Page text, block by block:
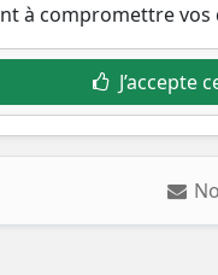
à compromettre vos
J’accepte